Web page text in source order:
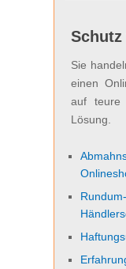
Schutz
Sie
einen
auf teure
Lösung.